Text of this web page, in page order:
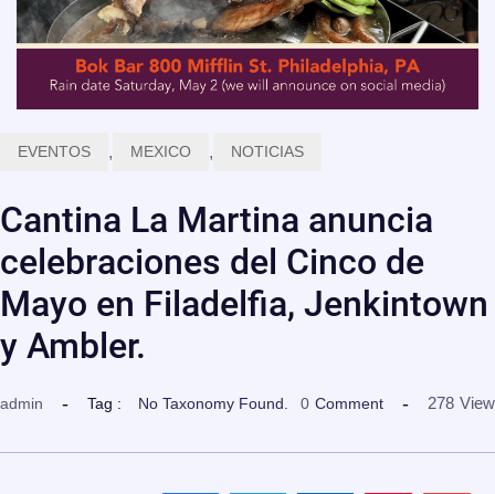
EVENTOS , MEXICO , NOTICIAS
Cantina La Martina anuncia
celebraciones del Cinco de
Mayo en Filadelfia, Jenkintown
y Ambler.
admin Tag : No Taxonomy Found. 0 Comment 278 View